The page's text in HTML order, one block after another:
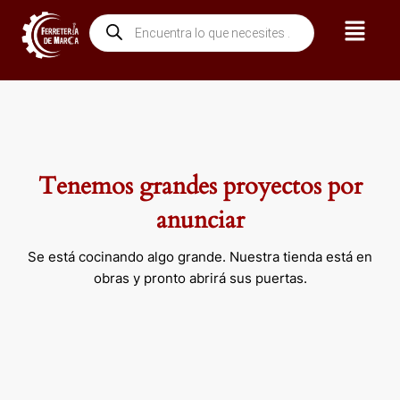
contenido
Búsqueda
de
productos
Menú
Tenemos grandes proyectos por
anunciar
Se está cocinando algo grande. Nuestra tienda está en
obras y pronto abrirá sus puertas.